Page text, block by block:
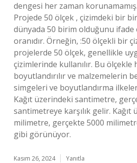
dengesi her zaman
Projede 50 ölçek , çizimdeki bir
dünyada 50 birim olduğunu ifade
oranıdır. Örneğin, :50 ölçekli bir
projelerde 50 ölçek, genellikle
çizimlerinde kullanılır. Bu ölçekle
boyutlandırılır ve malzemelerin
simgeleri ve boyutlandırma
Kağıt üzerindeki santimetre,
santimetreye karşılık gelir. Kağıt
milimetre, gerçekte 5000
gibi görünüyor.
Kasım 26, 2024 Yanıtla